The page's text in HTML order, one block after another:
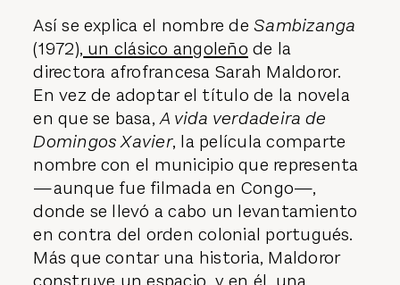
Así se explica el nombre deSambizanga
(1972), un clásico angoleño de la
directora afrofrancesa Sarah Maldoror.
En vez de adoptar el título de la novela
en que se basa,A vida verdadeira de
Domingos Xavier, la película comparte
nombre con el municipio que representa
—aunque fue filmada en Congo—,
donde se llevó a cabo un levantamiento
en contra del orden colonial portugués.
Más que contar una historia, Maldoror